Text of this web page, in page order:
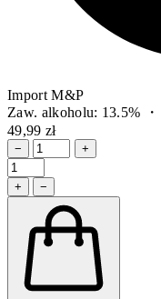
Import M&P
Zaw. alkoholu: 13.5%
49,99 zł
− +
+ −